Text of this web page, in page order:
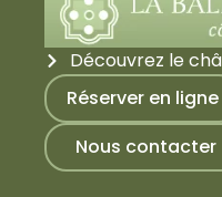
Découvrez le
Réserver en ligne
Nous contacter